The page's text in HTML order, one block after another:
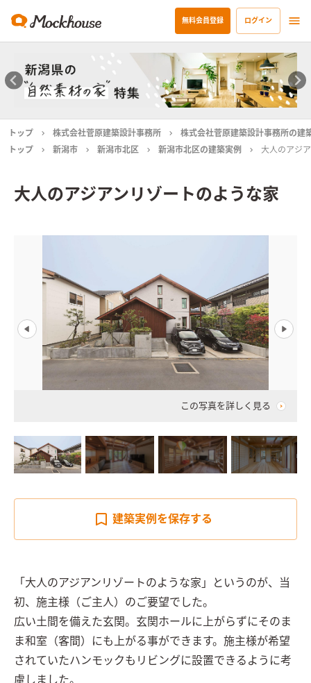
無料会員登録 ログイン
トップ 株式会社菅原建築設計事務所
株式会社菅原建築設計事務所の建
トップ
新潟市 新潟市北区 新潟市北区の建築実例 大人のアジ
大人のアジアンリゾートのような家
この写真を詳しく見る
建築実例を保存する
「大人のアジアンリゾートのような家」というのが、当
初、施主様（ご主人）のご要望でした。
広い土間を備えた玄関。玄関ホールに上がらずにそのま
ま和室（客間）にも上がる事ができます。施主様が希望
されていたハンモックもリビングに設置できるように考
慮しました。